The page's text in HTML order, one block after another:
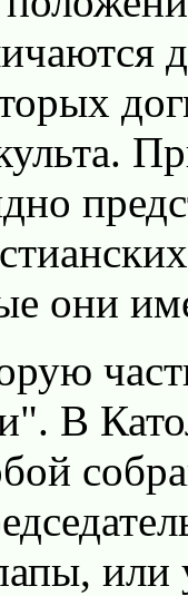
они
В